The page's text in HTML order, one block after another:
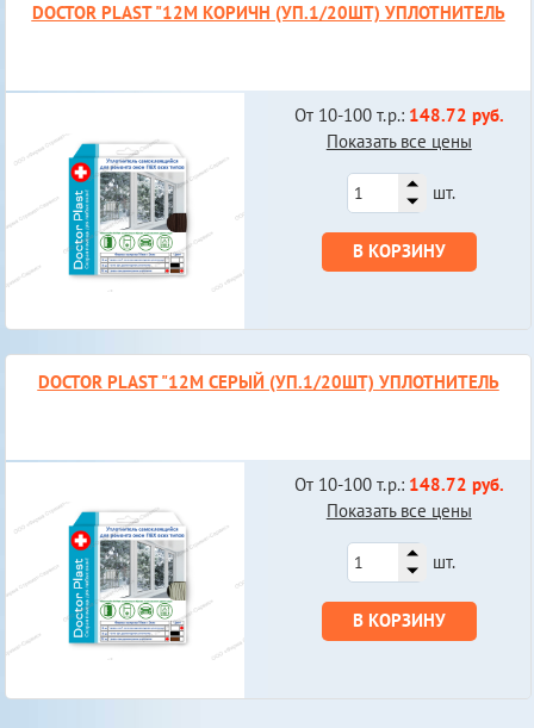
DOCTOR PLAST "12М КОРИЧН (УП.1/20ШТ) УПЛОТНИТЕЛЬ
От 10-100 т.р.: 148.72 руб.
Показать все цены
шт.
В КОРЗИНУ
DOCTOR PLAST "12М СЕРЫЙ (УП.1/20ШТ) УПЛОТНИТЕЛЬ
От 10-100 т.р.: 148.72 руб.
Показать все цены
шт.
В КОРЗИНУ